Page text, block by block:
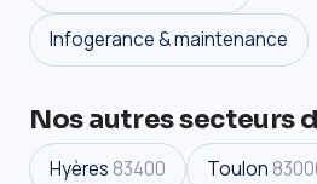
Infogerance & maintenance
Nos autres secteurs
Hyères 83400 Toulon